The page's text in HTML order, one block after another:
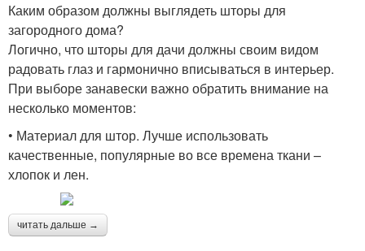
Каким образом должны выглядеть шторы для
загородного дома?
Логично, что шторы для дачи должны своим видом
радовать глаз и гармонично вписываться в интерьер.
При выборе занавески важно обратить внимание на
несколько моментов:
• Материал для штор. Лучше использовать
качественные, популярные во все времена ткани –
хлопок и лен.
читать дальше →